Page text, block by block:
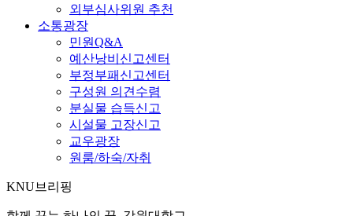
외부심사위원 추천
소통광장
민원Q&A
예산낭비신고센터
부정부패신고센터
구성원 의견수렴
분실물 습득신고
시설물 고장신고
교우광장
원룸/하숙/자취
KNU브리핑